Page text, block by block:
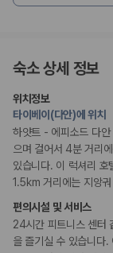
Q. 제주렌트카 가격
A. 대여일, 반납일, 인
보험 조건, 예약 가능
Q. 제주 렌트카 최저
Q. 제주공항 근처
Q. 제주 렌트카 가
Q. 가족 여행에는
제주렌트카 가
제주도 렌트카
제주 렌트카 예
편의시설
정수기
테라스
엘리베이터
리셉션 서비스
간편 체크인/체
드라이클리닝/
짐 보관 서비스
다국어 구사 가
숙소 상세 정보
위치정보
타이베이(다안)에 위치
하얏트 - 에피소드 다
으며 걸어서 4분 거리
있습니다. 이 럭셔리 호
1.5km 거리에는 지앙
편의시설 및 서비스
24시간 피트니스 센터
을 즐기실 수 있습니다